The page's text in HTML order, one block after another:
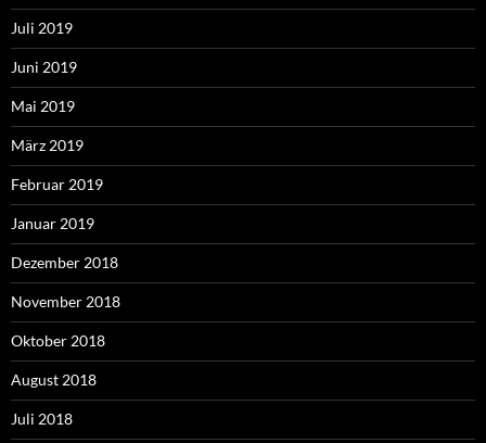
Juli 2019
Juni 2019
Mai 2019
März 2019
Februar 2019
Januar 2019
Dezember 2018
November 2018
Oktober 2018
August 2018
Juli 2018